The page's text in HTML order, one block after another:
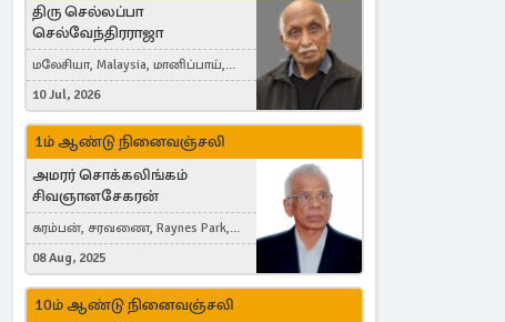
திரு செல்லப்பா
செல்வேந்திரராஜா
மலேசியா, Malaysia, மானிப்பாய்,
Duisburg, Germany, London, United
Kingdom
10 Jul, 2026
1ம் ஆண்டு நினைவஞ்சலி
அமரர் சொக்கலிங்கம்
சிவஞானசேகரன்
கரம்பன், சரவணை, Raynes Park,
London, United Kingdom
08 Aug, 2025
10ம் ஆண்டு நினைவஞ்சலி